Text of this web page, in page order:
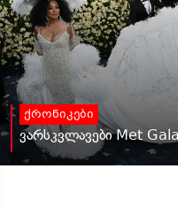
ქრონიკები
ვარსკვლავები Met